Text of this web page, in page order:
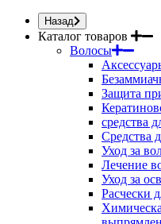
Назад
Каталог товаров
Волосы
Защита
средства
Средства
Уход за
Лечение
Уход за
Расчески